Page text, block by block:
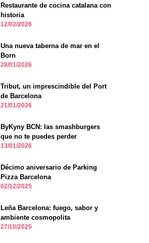
Restaurante de cocina catalana con
historia
12/02/2026
Una nueva taberna de mar en el
Born
28/01/2026
Tribut, un imprescindible del Port
de Barcelona
21/01/2026
ByKyny BCN: las smashburgers
que no te puedes perder
13/01/2026
Décimo aniversario de Parking
Pizza Barcelona
02/12/2025
Leña Barcelona: fuego, sabor y
ambiente cosmopolita
27/10/2025